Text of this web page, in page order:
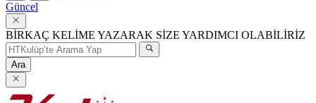
Güncel
BİRKAÇ KELİME YAZARAK SİZE YARDIMCI OLABİLİRİZ
Ara